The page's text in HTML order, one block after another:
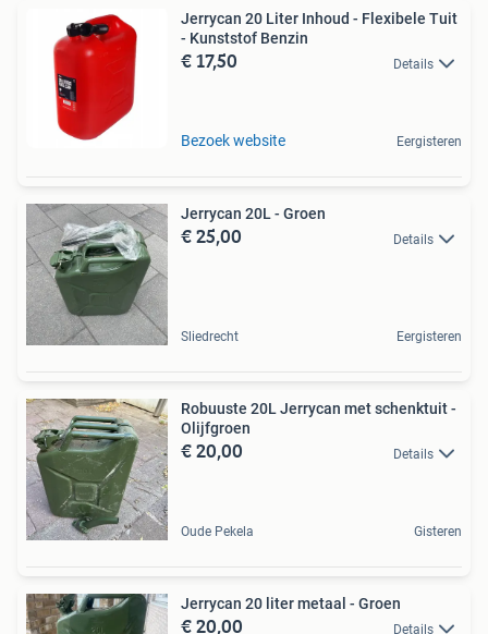
Jerrycan 20 Liter Inhoud - Flexibele Tuit
- Kunststof Benzin
€ 17,50 Details
Bezoek website Eergisteren
Jerrycan 20L - Groen
€ 25,00 Details
Sliedrecht Eergisteren
Robuuste 20L Jerrycan met schenktuit -
Olijfgroen
€ 20,00 Details
Oude Pekela Gisteren
Jerrycan 20 liter metaal - Groen
€ 20,00 Details